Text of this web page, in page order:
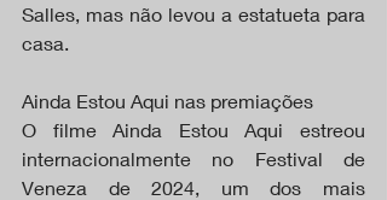
Salles, mas não levou a estatueta para
casa.
Ainda Estou Aqui nas premiações
O filme Ainda Estou Aqui estreou
internacionalmente no Festival de
Veneza de 2024, um dos mais